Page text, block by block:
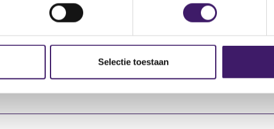
Selectie toestaan